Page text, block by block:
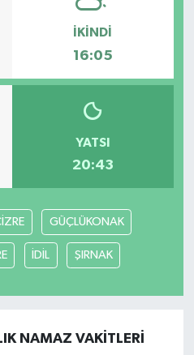
İKINDI
16:05
YATSI
20:43
GÜÇLÜKONAK
İDİL ŞIRNAK
NAMAZ VAKITLERI